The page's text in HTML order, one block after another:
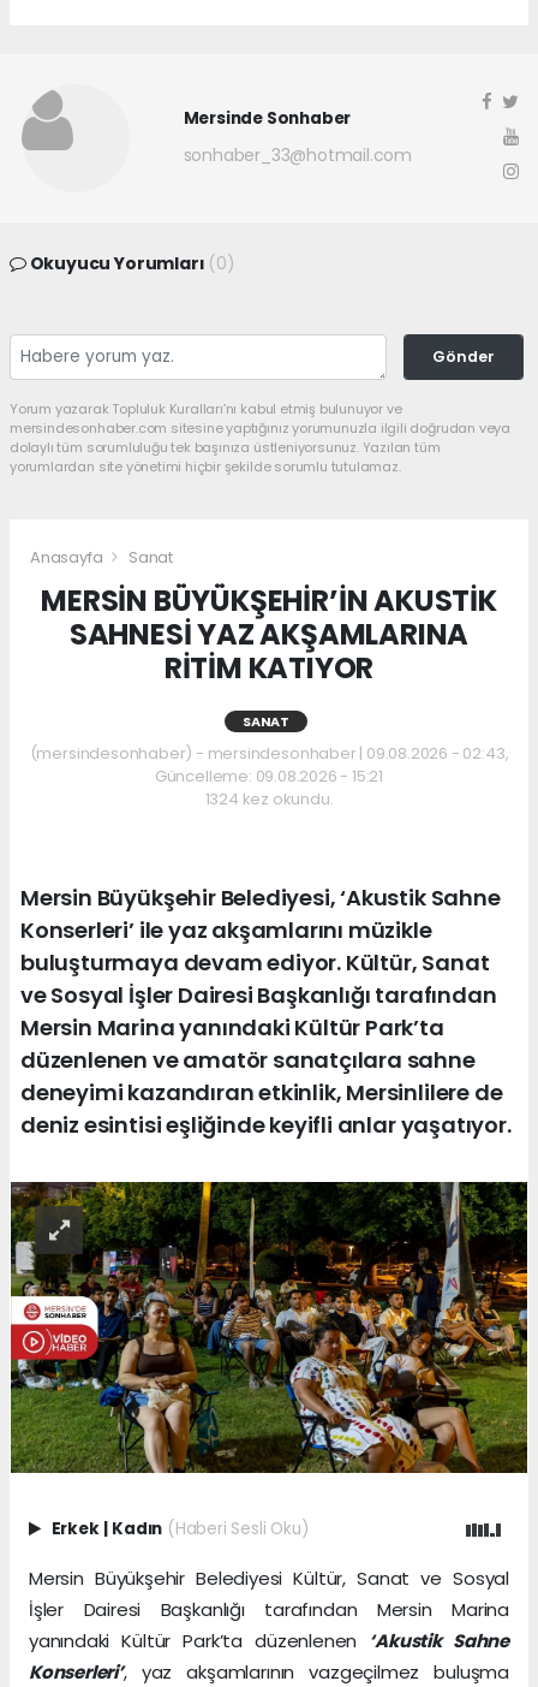
Mersinde Sonhaber
sonhaber_33@hotmail.com
Okuyucu Yorumları (0)
Gönder
Yorum yazarak Topluluk Kuralları’nı kabul etmiş bulunuyor ve
mersindesonhaber.com sitesine yaptığınız yorumunuzla ilgili doğrudan veya
dolaylı tüm sorumluluğu tek başınıza üstleniyorsunuz. Yazılan tüm
yorumlardan site yönetimi hiçbir şekilde sorumlu tutulamaz.
Anasayfa Sanat
MERSİN BÜYÜKŞEHİR’İN AKUSTİK
SAHNESİ YAZ AKŞAMLARINA
RİTİM KATIYOR
SANAT
(mersindesonhaber) - mersindesonhaber | 09.08.2026 - 02:43,
Güncelleme: 09.08.2026 - 15:21
1324 kez okundu.
Mersin Büyükşehir Belediyesi, ‘Akustik Sahne
Konserleri’ ile yaz akşamlarını müzikle
buluşturmaya devam ediyor. Kültür, Sanat
ve Sosyal İşler Dairesi Başkanlığı tarafından
Mersin Marina yanındaki Kültür Park’ta
düzenlenen ve amatör sanatçılara sahne
deneyimi kazandıran etkinlik, Mersinlilere de
deniz esintisi eşliğinde keyifli anlar yaşatıyor.
Erkek | Kadın (Haberi Sesli Oku)
Mersin Büyükşehir Belediyesi Kültür, Sanat ve Sosyal
İşler Dairesi Başkanlığı tarafından Mersin Marina
yanındaki Kültür Park’ta düzenlenen ‘Akustik Sahne
Konserleri’, yaz akşamlarının vazgeçilmez buluşma